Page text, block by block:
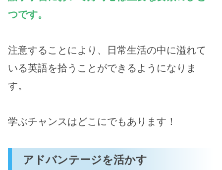
つです。
注意することにより、日常生活の中に溢れて
いる英語を拾うことができるようになりま
す。
学ぶチャンスはどこにでもあります！
アドバンテージを活かす